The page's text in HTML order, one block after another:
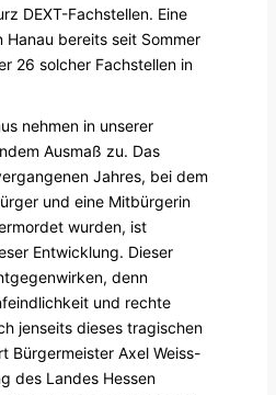
DEXT-Fachstellen. Eine
bereits seit Sommer
26 solcher Fachstellen in
nehmen in unserer
Ausmaß zu. Das
Jahres, bei dem
und eine Mitbürgerin
wurden, ist
Entwicklung. Dieser
denn
und rechte
jenseits dieses tragischen
Bürgermeister Axel Weiss-
des Landes Hessen